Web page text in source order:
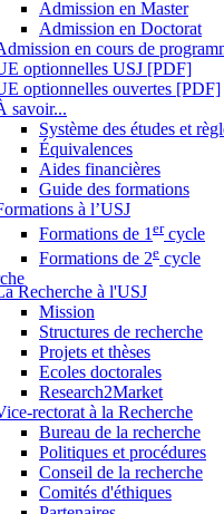
Admission en Master
Admission en Doctorat
en cours de
optionnelles USJ [PDF]
optionnelles ouvertes [PDF]
savoir...
Système des études et
Équivalences
Aides financières
Guide des formations
à l’USJ
Formations de 1 ercycle
Formations de 2e cycle
Recherche à l'USJ
Mission
Structures de recherche
Projets et thèses
Ecoles doctorales
Research2Market
rectorat à la Recherche
Bureau de la recherche
Politiques et procédures
Conseil de la recherche
Comités d'éthiques